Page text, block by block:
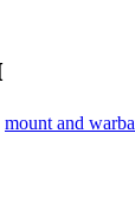
mount and